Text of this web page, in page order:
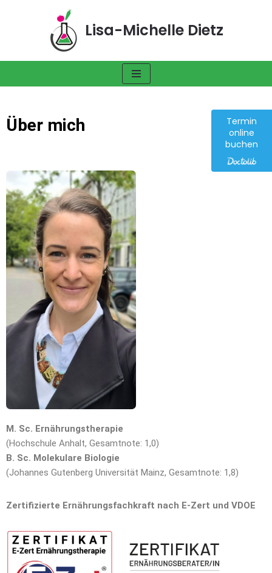
springen
Lisa-Michelle Dietz
Über mich
M. Sc. Ernährungstherapie
(Hochschule Anhalt, Gesamtnote: 1,0)
B. Sc. Molekulare Biologie
(Johannes Gutenberg Universität Mainz, Gesamtnote: 1,8)
Zertifizierte Ernährungsfachkraft nach E-Zert und VDOE
Termin
online
buchen